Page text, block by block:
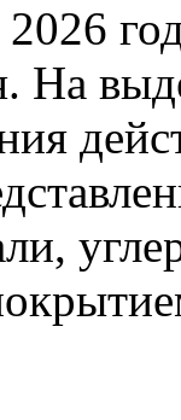
2026
На